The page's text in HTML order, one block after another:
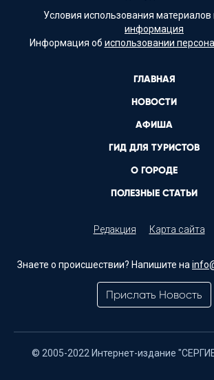
Условия использования материалов
информация
Информация об использовании
ГЛАВНАЯ
НОВОСТИ
АФИША
ГИД ДЛЯ ТУРИСТОВ
О ГОРОДЕ
ПОЛЕЗНЫЕ СТАТЬИ
Редакция Карта сайта
Знаете о происшествии? Напишите на
Прислать Новость
© 2005-2022 Интернет-издание